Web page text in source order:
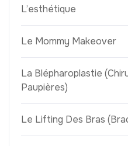
L’esthétique
Le Mommy Makeover
La Blépharoplastie
Paupières)
Le Lifting Des Bras